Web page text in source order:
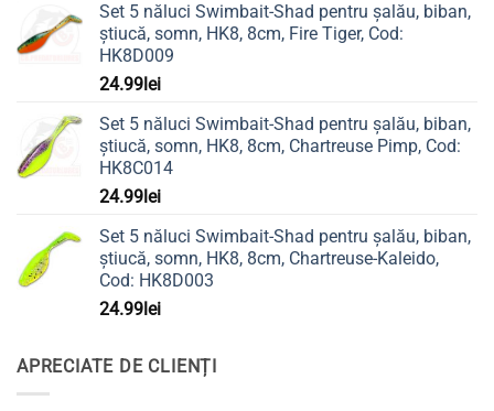
Set 5 năluci Swimbait-Shad pentru șalău, biban,
știucă, somn, HK8, 8cm, Fire Tiger, Cod:
HK8D009
24.99 lei
Set 5 năluci Swimbait-Shad pentru șalău, biban,
știucă, somn, HK8, 8cm, Chartreuse Pimp, Cod:
HK8C014
24.99 lei
Set 5 năluci Swimbait-Shad pentru șalău, biban,
știucă, somn, HK8, 8cm, Chartreuse-Kaleido,
Cod: HK8D003
24.99 lei
APRECIATE DE CLIENȚI